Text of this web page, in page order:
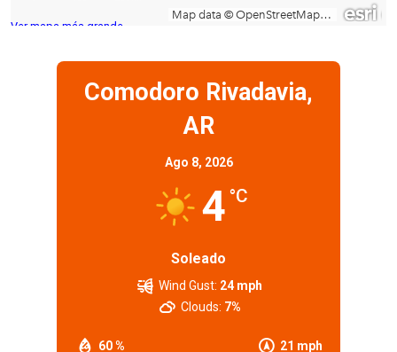
Ver mapa más grande
Comodoro Rivadavia,
AR
Ago 8, 2026
4 °C
Soleado
60 % 21 mph
Wind Gust: 24 mph
Clouds: 7%